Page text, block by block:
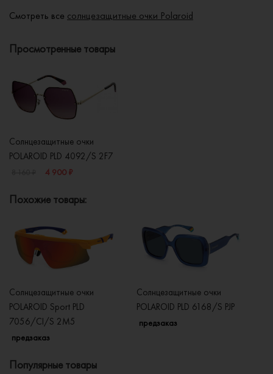
Смотреть все солнцезащитные очки Polaroid
Просмотренные товары
Солнцезащитные очки
POLAROID PLD 4092/S 2F7
4 900 ₽
Похожие товары:
Солнцезащитные очки
POLAROID Sport PLD
7056/CI/S 2M5
предзаказ
Солнцезащитные очки
POLAROID PLD 6168/S PJP
предзаказ
Популярные товары